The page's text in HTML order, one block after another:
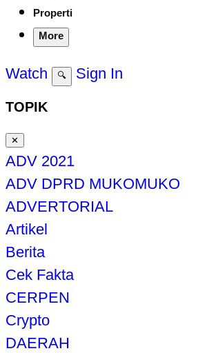
Properti
More
Watch 🔍 Sign In
TOPIK
✕
ADV 2021
ADV DPRD MUKOMUKO
ADVERTORIAL
Artikel
Berita
Cek Fakta
CERPEN
Crypto
DAERAH